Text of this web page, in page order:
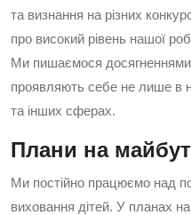
та визнання на різних
про високий рівень нашої
Ми пишаємося досягненнями
проявляють себе не лише в
та інших сферах.
Плани на
Ми постійно працюємо над
виховання дітей. У планах